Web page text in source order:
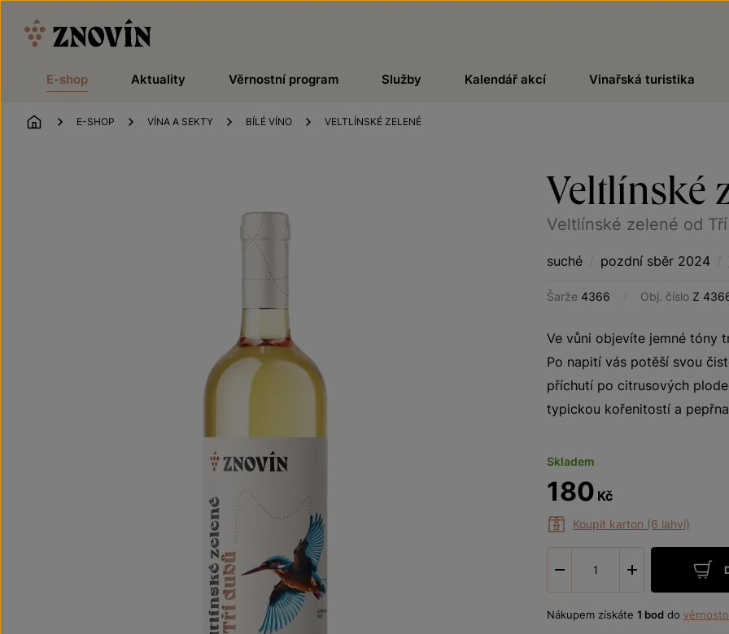
E-shop Aktuality Věrnostní program Služby Kalendář akcí Vinařská turistika
ÚVOD
E-SHOP VÍNA A SEKTY BÍLÉ VÍNO VELTLÍNSKÉ ZELENÉ
Veltlínské
Veltlínské zelené od
suché / pozdní sběr 2024 /
Šarže 4366 / Obj. číslo Z
Ve vůni objevíte jemné tóny
Po napití vás potěší svou
příchutí po citrusových
typickou kořenitostí a
Skladem
180 Kč
Koupit karton (6 lahví)
-
Nákupem získáte 1 bod do